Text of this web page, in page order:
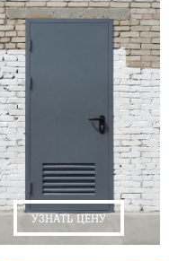
УЗНАТЬ ЦЕНУ